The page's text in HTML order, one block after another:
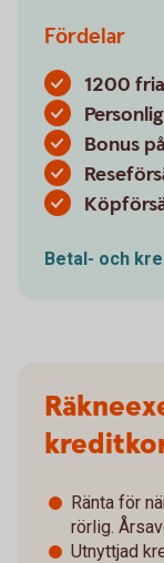
Fördelar
1200
Bonus
Betal- och
Ränta för
rörlig.
Utnyttjad